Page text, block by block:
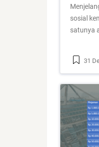
sosial
satunya
31